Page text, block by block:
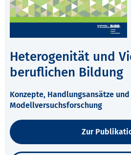
Heterogenität und
beruflichen Bildung
Konzepte, Handlungsansätze
Modellversuchsforschung
Zur